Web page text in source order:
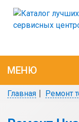
МЕНЮ
Главная Ремонт